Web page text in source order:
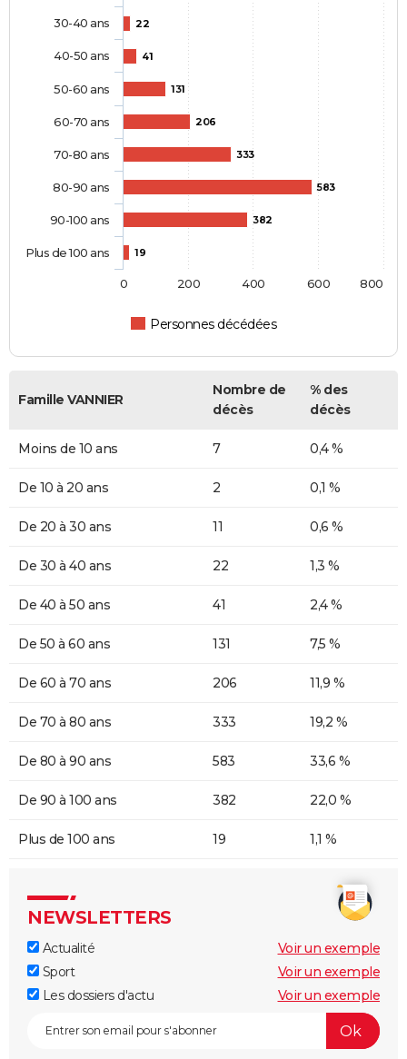
22
41
131
206
333
583
382
19
Personnes décédées
30-40 ans
40-50 ans
50-60 ans
60-70 ans
70-80 ans
80-90 ans
90-100 ans
Plus de 100 ans
0 200 400 600 800
Famille VANNIER
Nombre de
décès
% des
décès
Moins de 10 ans 7 0,4 %
De 10 à 20 ans 2 0,1 %
De 20 à 30 ans 11 0,6 %
De 30 à 40 ans 22 1,3 %
De 40 à 50 ans 41 2,4 %
De 50 à 60 ans 131 7,5 %
De 60 à 70 ans 206 11,9 %
De 70 à 80 ans 333 19,2 %
De 80 à 90 ans 583 33,6 %
De 90 à 100 ans 382 22,0 %
Plus de 100 ans 19 1,1 %
NEWSLETTERS
Actualité
Voir un exemple
Sport
Voir un exemple
Les dossiers d'actu
Voir un exemple